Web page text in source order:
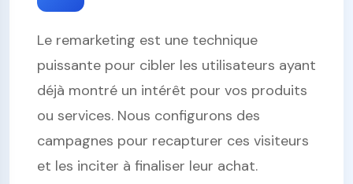
Le remarketing est une technique
puissante pour cibler les utilisateurs ayant
déjà montré un intérêt pour vos produits
ou services. Nous configurons des
campagnes pour recapturer ces visiteurs
et les inciter à finaliser leur achat.